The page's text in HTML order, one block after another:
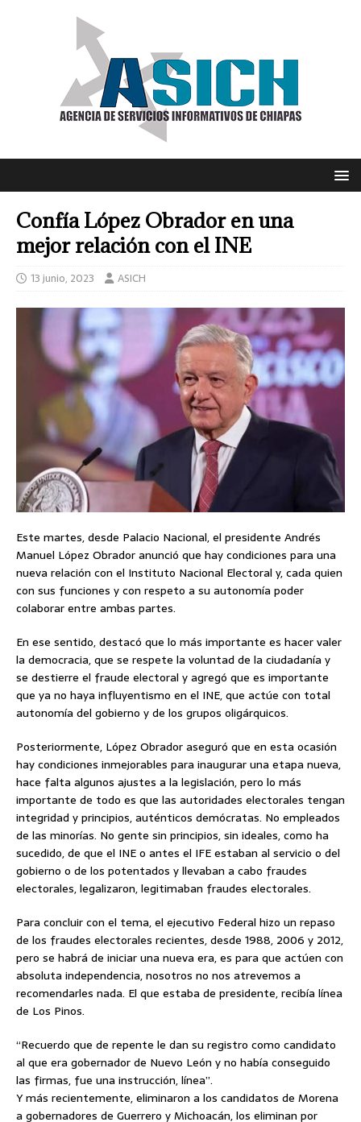
Confía López Obrador en una
mejor relación con el INE
13 junio, 2023 ASICH
Este martes, desde Palacio Nacional, el presidente Andrés
Manuel López Obrador anunció que hay condiciones para una
nueva relación con el Instituto Nacional Electoral y, cada quien
con sus funciones y con respeto a su autonomía poder
colaborar entre ambas partes.
En ese sentido, destacó que lo más importante es hacer valer
la democracia, que se respete la voluntad de la ciudadanía y
se destierre el fraude electoral y agregó que es importante
que ya no haya influyentismo en el INE, que actúe con total
autonomía del gobierno y de los grupos oligárquicos.
Posteriormente, López Obrador aseguró que en esta ocasión
hay condiciones inmejorables para inaugurar una etapa nueva,
hace falta algunos ajustes a la legislación, pero lo más
importante de todo es que las autoridades electorales tengan
integridad y principios, auténticos demócratas. No empleados
de las minorías. No gente sin principios, sin ideales, como ha
sucedido, de que el INE o antes el IFE estaban al servicio o del
gobierno o de los potentados y llevaban a cabo fraudes
electorales, legalizaron, legitimaban fraudes electorales.
Para concluir con el tema, el ejecutivo Federal hizo un repaso
de los fraudes electorales recientes, desde 1988, 2006 y 2012,
pero se habrá de iniciar una nueva era, es para que actúen con
absoluta independencia, nosotros no nos atrevemos a
recomendarles nada. El que estaba de presidente, recibía línea
de Los Pinos.
“Recuerdo que de repente le dan su registro como candidato
al que era gobernador de Nuevo León y no había conseguido
las firmas, fue una instrucción, línea”.
Y más recientemente, eliminaron a los candidatos de Morena
a gobernadores de Guerrero y Michoacán, los eliminan por